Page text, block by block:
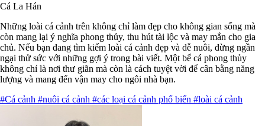
Cá La Hán
Những loài cá cảnh trên không chỉ làm đẹp cho không gian sống mà
còn mang lại ý nghĩa phong thủy, thu hút tài lộc và may mắn cho gia
chủ. Nếu bạn đang tìm kiếm loài cá cảnh đẹp và dễ nuôi, đừng ngần
ngại thử sức với những gợi ý trong bài viết. Một bể cá phong thủy
không chỉ là nơi thư giãn mà còn là cách tuyệt vời để cân bằng năng
lượng và mang đến vận may cho ngôi nhà bạn.
#Cá cảnh #nuôi cá cảnh #các loại cá cảnh phổ biến #loài cá cảnh